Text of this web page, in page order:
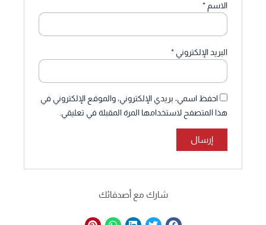
الاسم*
البريد الإلكتروني*
احفظ اسمي، بريدي الإلكتروني، والموقع الإلكتروني في
هذا المتصفح لاستخدامها المرة المقبلة في تعليقي.
شارك مع أصدقائك